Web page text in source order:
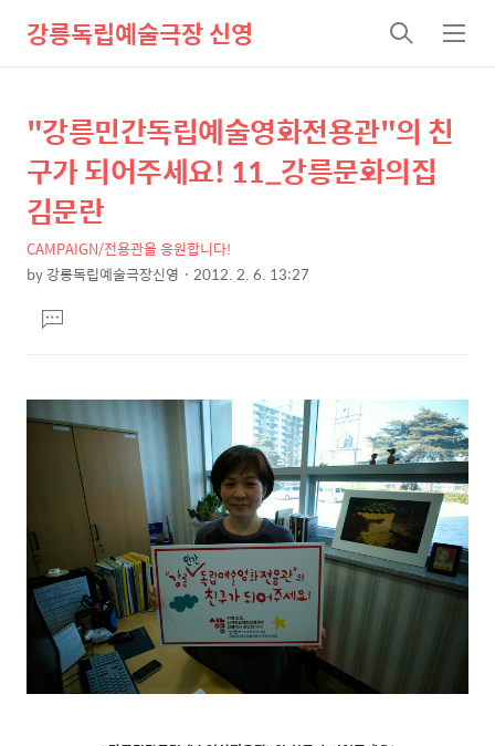
강릉독립예술극장 신영
검
색
메
뉴
상
세
컨
텐
츠
본
제
목
"강릉민간독립예술영화전용관"의 친
구가 되어주세요! 11_강릉문화의집
김문란
CAMPAIGN/전용관을 응원합니다!
by강릉독립예술극장신영 2012. 2. 6. 13:27
문댓
글